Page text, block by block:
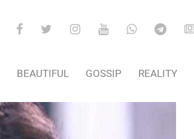
BEAUTIFUL GOSSIP REALITY